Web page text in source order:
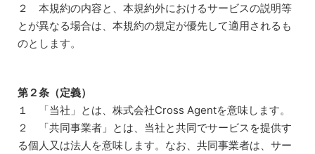
２ 本規約の内容と、本規約外におけるサービスの説明等
とが異なる場合は、本規約の規定が優先して適用されるも
のとします。
第２条（定義）
１ 「当社」とは、株式会社Cross Agentを意味します。
２ 「共同事業者」とは、当社と共同でサービスを提供す
る個人又は法人を意味します。なお、共同事業者は、サー